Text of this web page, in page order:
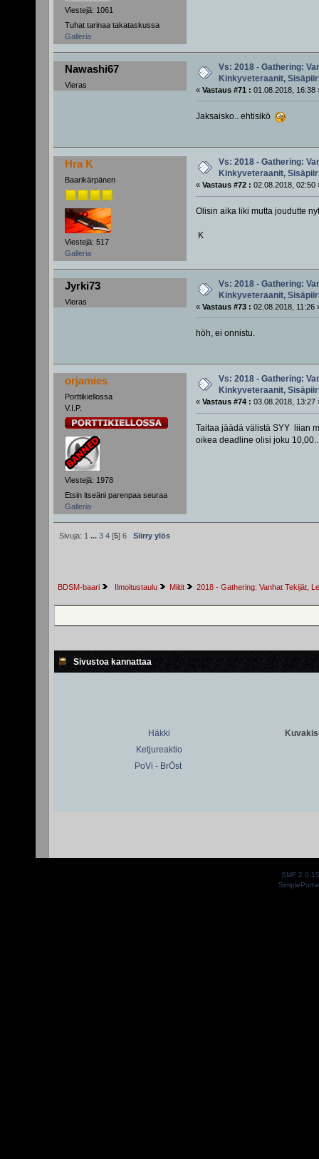
Viestejä: 1061
Tuhat tarinaa takataskussa
Galleria
Nawashi67
Vieras
Vs: 2018 - Gathering:
Kinkyveteraanit,
« Vastaus #71 : 01.08.2018, 16:38
Jaksaisko.. ehtisikö
Hra K
Baarikärpänen
Viestejä: 517
Galleria
Vs: 2018 - Gathering:
Kinkyveteraanit,
« Vastaus #72 : 02.08.2018, 02:50
Olisin aika liki mutta joudutte
K
Jyrki73
Vieras
Vs: 2018 - Gathering:
Kinkyveteraanit,
« Vastaus #73 : 02.08.2018, 11:26
höh, ei onnistu.
orjamies
Porttikiellossa
V.I.P.
Viestejä: 1978
Etsin itseäni parenpaa seuraa
Galleria
Vs: 2018 - Gathering:
Kinkyveteraanit,
« Vastaus #74 : 03.08.2018, 13:27
Taitaa jäädä välistä SYY liian
oikea deadline olisi joku 10,00..
Sivuja: 1 ... 3 4[5] 6 Siirry ylös
BDSM-baari Ilmoitustaulu Miitit 2018 - Gathering: Vanhat Tekijät,
Sivustoa kannattaa
Häkki
Ketjureaktio
PoVi - BrÖst
SMF 2.0.15